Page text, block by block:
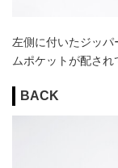
左側に付いたジッ
ムポケットが配され
BACK